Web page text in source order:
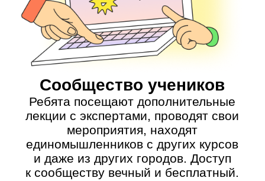
Илья Акчурин
Поможет ребятам разобраться
в разных IT-специальностях
💼 4 года опыта в 3D-моделировании
✍ Автор курсов по 3D-моделированию
💪 Разработчик игр с 9-летним опытом
💻️ Ведёт кружок по программированию